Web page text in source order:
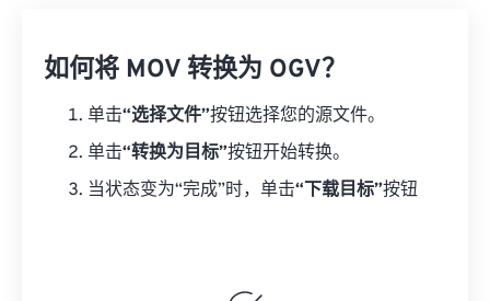
如何将 MOV 转换为 OGV？
单击“选择文件”按钮选择您的源文件。
单击“转换为目标”按钮开始转换。
当状态变为“完成”时，单击“下载目标”按钮